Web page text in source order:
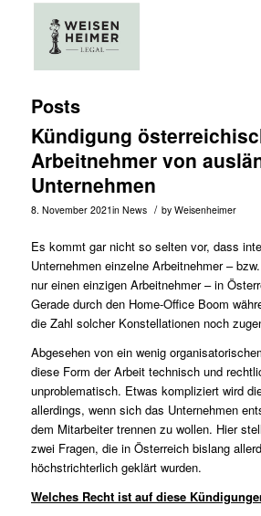
Posts
Kündigung
Arbeitnehmer von
Unternehmen
8. November 2021in News / by Weisenheimer
Es kommt gar nicht so selten vor, dass
Unternehmen einzelne Arbeitnehmer –
nur einen einzigen Arbeitnehmer – in
Gerade durch den Home-Office Boom
die Zahl solcher Konstellationen noch
Abgesehen von ein wenig
diese Form der Arbeit technisch und
unproblematisch. Etwas kompliziert wird
allerdings, wenn sich das Unternehmen
dem Mitarbeiter trennen zu wollen. Hier
zwei Fragen, die in Österreich bislang
höchstrichterlich geklärt wurden.
Welches Recht ist auf diese